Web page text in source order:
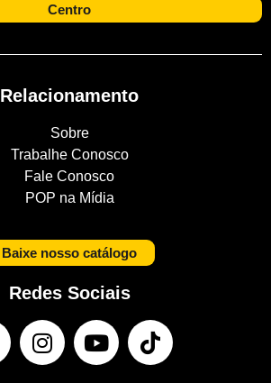
Centro
Relacionamento
Sobre
Trabalhe Conosco
Fale Conosco
POP na Mídia
Baixe nosso catálogo
Redes Sociais